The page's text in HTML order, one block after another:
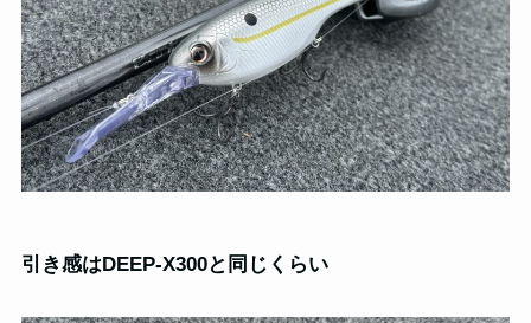
引き感はDEEP-X300と同じくらい